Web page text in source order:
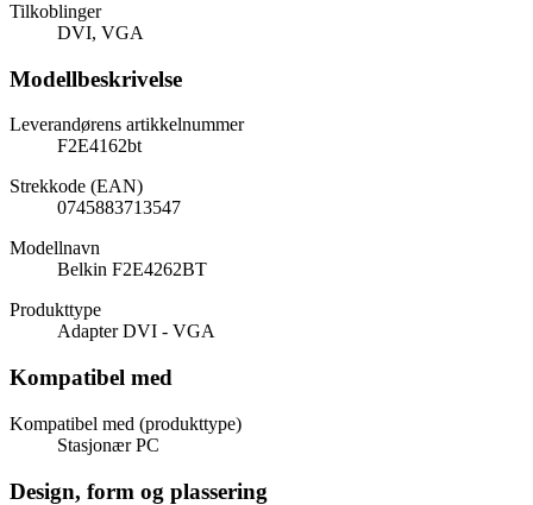
Tilkoblinger
DVI, VGA
Modellbeskrivelse
Leverandørens artikkelnummer
F2E4162bt
Strekkode (EAN)
0745883713547
Modellnavn
Belkin F2E4262BT
Produkttype
Adapter DVI - VGA
Kompatibel med
Kompatibel med (produkttype)
Stasjonær PC
Design, form og plassering